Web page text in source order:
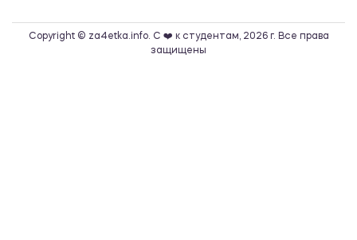
Copyright © za4etka.info. С ❤️ к студентам, 2026 г. Все права
защищены